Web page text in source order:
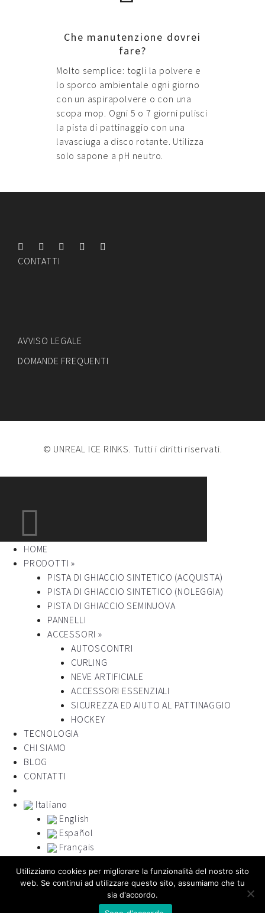
Che manutenzione dovrei
fare?
Molto semplice: togli la polvere e
lo sporco ambientale ogni giorno
con un aspirapolvere o con una
scopa mop. Ogni 5 o 7 giorni pulisci
la pista di pattinaggio con una
lavasciuga a disco rotante. Utilizza
solo sapone a pH neutro.
CONTATTI
AVVISO LEGALE
DOMANDE FREQUENTI
© UNREAL ICE RINKS. Tutti i diritti riservati.
HOME
PRODOTTI »
PISTA DI GHIACCIO SINTETICO (ACQUISTA)
PISTA DI GHIACCIO SINTETICO (NOLEGGIA)
PISTA DI GHIACCIO SEMINUOVA
PANNELLI
ACCESSORI »
AUTOSCONTRI
CURLING
NEVE ARTIFICIALE
ACCESSORI ESSENZIALI
SICUREZZA ED AIUTO AL PATTINAGGIO
HOCKEY
TECNOLOGIA
CHI SIAMO
BLOG
CONTATTI
Italiano
English
Español
Français
русский
Utilizziamo cookies per migliorare la funzionalità del nostro sito
web. Se continui ad utilizzare questo sito, assumiamo che tu
sia d'accordo.